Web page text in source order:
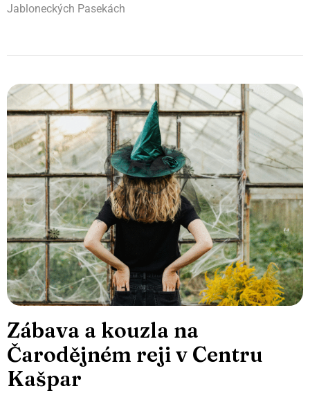
Jabloneckých Pasekách
Zábava a kouzla na
Čarodějném reji v Centru
Kašpar